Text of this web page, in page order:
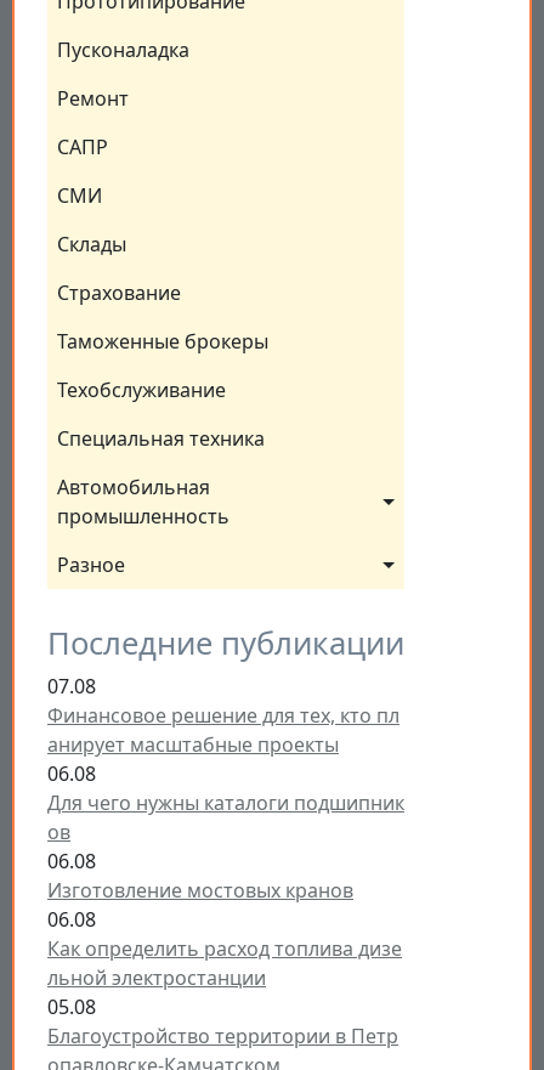
Пусконаладка
Ремонт
САПР
СМИ
Склады
Страхование
Таможенные брокеры
Техобслуживание
Специальная техника
Автомобильная
промышленность
Разное
Последние публикации
07.08
Финансовое решение для тех, кто пл
анирует масштабные проекты
06.08
Для чего нужны каталоги подшипник
ов
06.08
Изготовление мостовых кранов
06.08
Как определить расход топлива дизе
льной электростанции
05.08
Благоустройство территории в Петр